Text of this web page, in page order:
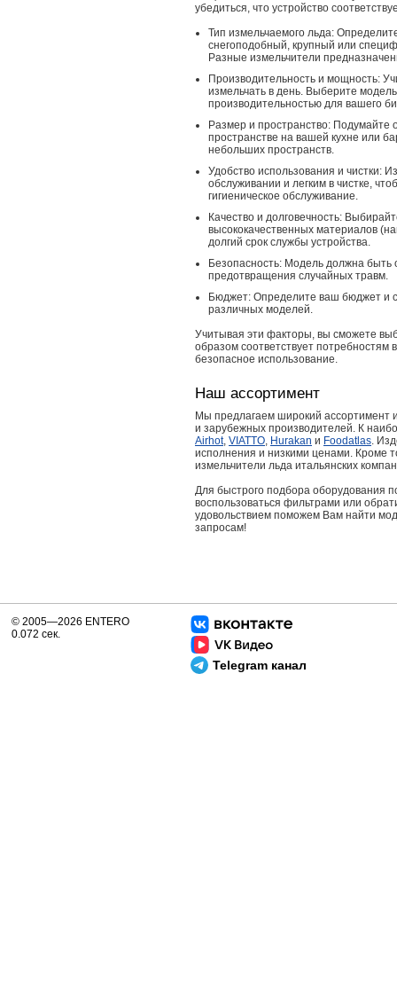
убедиться, что устройство
Тип измельчаемого льда:
снегоподобный, крупный или
Разные измельчители
Производительность и мощность:
измельчать в день. Выберите
производительностью для вашего
Размер и пространство: Подумайте
пространстве на вашей кухне или
небольших пространств.
Удобство использования и чистки:
обслуживании и легким в чистке,
гигиеническое обслуживание.
Качество и долговечность:
высококачественных материалов
долгий срок службы устройства.
Безопасность: Модель должна
предотвращения случайных травм.
Бюджет: Определите ваш бюджет и
различных моделей.
Учитывая эти факторы, вы сможете
образом соответствует
безопасное использование.
Наш ассортимент
Мы предлагаем широкий ассортимент
и зарубежных производителей. К
Airhot, VIATTO, Hurakan и Foodatlas.
исполнения и низкими ценами. Кроме
измельчители льда итальянских
Для быстрого подбора оборудования
воспользоваться фильтрами или
удовольствием поможем Вам найти
запросам!
Telegram канал
© 2005—2026 ENTERO
0.072 сек.